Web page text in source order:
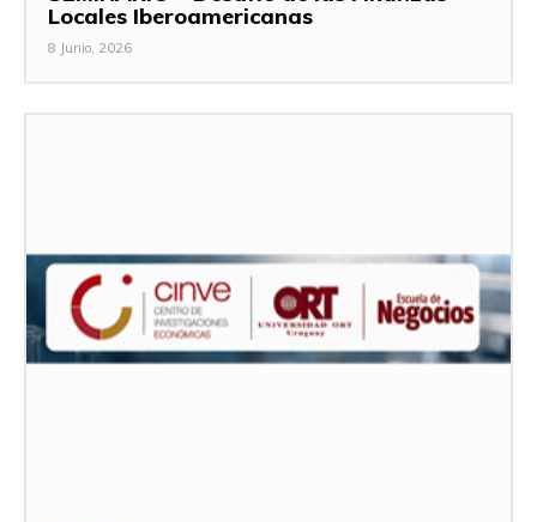
Locales Iberoamericanas
8 Junio, 2026